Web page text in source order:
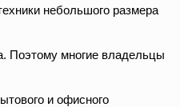
небольшого размера
Поэтому многие владельцы
и офисного